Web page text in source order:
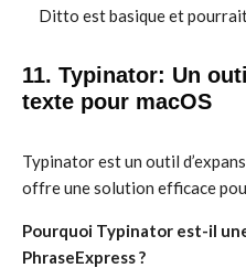
Ditto est basique et
11. Typinator: Un
texte pour macOS
Typinator est un outil
offre une solution efficace
Pourquoi Typinator est-il
PhraseExpress ?